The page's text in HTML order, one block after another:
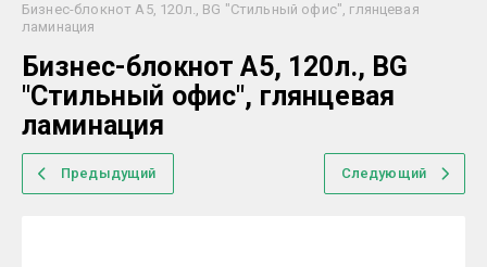
Бизнес-блокнот А5, 120л., BG "Стильный офис", глянцевая
ламинация
Бизнес-блокнот А5, 120л., BG
"Стильный офис", глянцевая
ламинация
Предыдущий Следующий